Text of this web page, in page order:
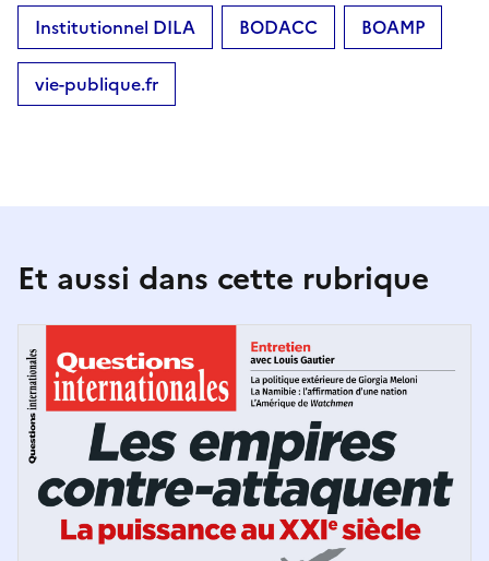
Institutionnel DILA BODACC BOAMP
vie-publique.fr
Et aussi dans cette rubrique